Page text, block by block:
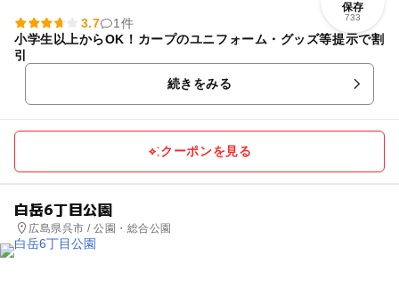
保存
733
3.7
1件
小学生以上からOK！カープのユニフォーム・グッズ等提示で割
引
続きをみる
クーポンを見る
白岳6丁目公園
広島県呉市 / 公園・総合公園